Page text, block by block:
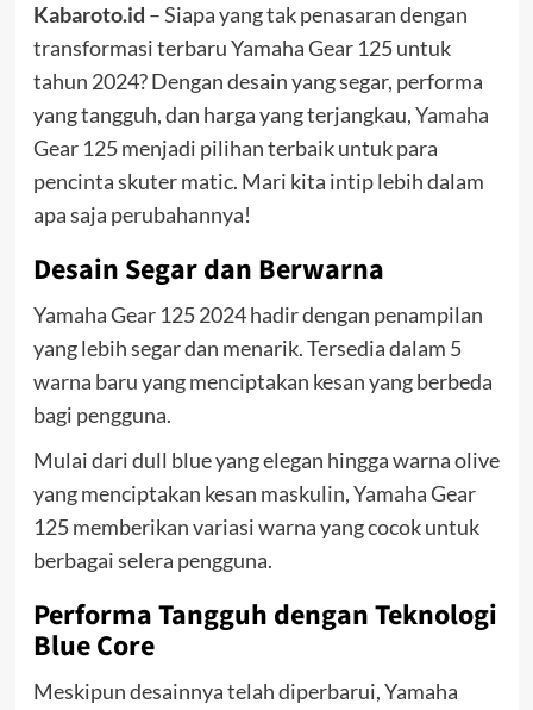
Kabaroto.id – Siapa yang tak penasaran dengan
transformasi terbaru Yamaha Gear 125 untuk
tahun 2024? Dengan desain yang segar, performa
yang tangguh, dan harga yang terjangkau,Yamaha
Gear 125 menjadi pilihan terbaik untuk para
pencinta skuter matic. Mari kita intip lebih dalam
apa saja perubahannya!
Desain Segar dan Berwarna
Yamaha Gear 125 2024 hadir dengan penampilan
yang lebih segar dan menarik. Tersedia dalam 5
warna baru yang menciptakan kesan yang berbeda
bagi pengguna.
Mulai dari dull blue yang elegan hingga warna olive
yang menciptakan kesan maskulin, Yamaha Gear
125 memberikan variasi warna yang cocok untuk
berbagai selera pengguna.
Performa Tangguh dengan Teknologi
Blue Core
Meskipun desainnya telah diperbarui, Yamaha